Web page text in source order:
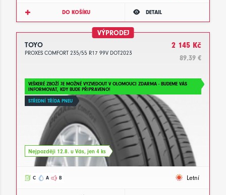
DO KOŠÍKU DETAIL
VÝPRODEJ
TOYO
PROXES COMFORT 235/55 R17 99V DOT2023
2 145 Kč
89.39 €
VEŠKERÉ ZBOŽÍ JE MOŽNÉ VYZVEDOUT V OLOMOUCI ZDARMA - BUDEME VÁS
INFORMOVAT, KDY BUDE PŘIPRAVENO!
STŘEDNÍ TŘÍDA PNEU
Nejpozději 12.8. u Vás, jen 4 ks
C A B Letní